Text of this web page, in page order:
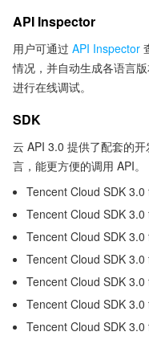
API Inspector
用户可通过 API Inspector
情况，并自动生成各语言
进行在线调试。
SDK
云 API 3.0 提供了配套的
言，能更方便的调用 API。
Tencent Cloud SDK 3.0
Tencent Cloud SDK 3.0
Tencent Cloud SDK 3.0
Tencent Cloud SDK 3.0
Tencent Cloud SDK 3.0
Tencent Cloud SDK 3.0
Tencent Cloud SDK 3.0